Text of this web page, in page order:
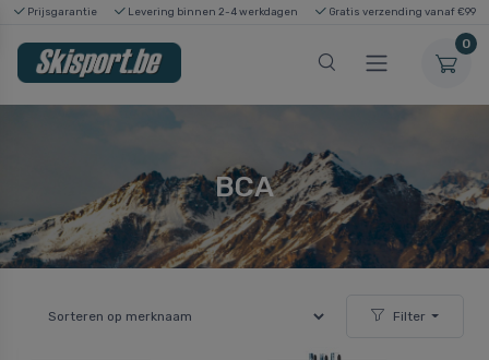
Prijsgarantie Levering binnen 2-4 werkdagen Gratis verzending vanaf €99
0
BCA
Filter